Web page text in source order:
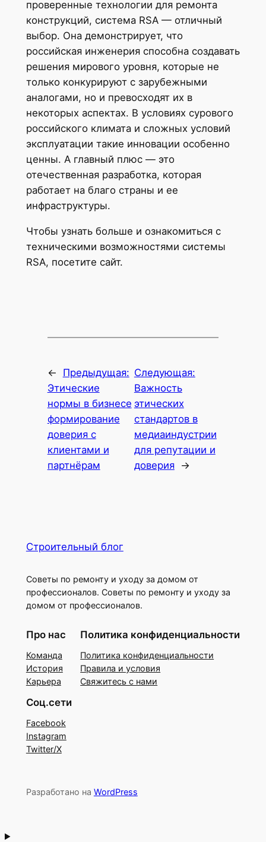
проверенные технологии для ремонта
конструкций, система RSA — отличный
выбор. Она демонстрирует, что
российская инженерия способна создавать
решения мирового уровня, которые не
только конкурируют с зарубежными
аналогами, но и превосходят их в
некоторых аспектах. В условиях сурового
российского климата и сложных условий
эксплуатации такие инновации особенно
ценны. А главный плюс — это
отечественная разработка, которая
работает на благо страны и ее
инфраструктуры.
Чтобы узнать больше и ознакомиться с
техническими возможностями системы
RSA, посетите сайт.
←
Предыдущая:
Этические
нормы в бизнесе
формирование
доверия с
клиентами и
партнёрам
Следующая:
Важность
этических
стандартов в
медиаиндустрии
для репутации и
доверия
→
Строительный блог
Советы по ремонту и уходу за домом от
профессионалов. Советы по ремонту и уходу за
домом от профессионалов.
Про нас
Команда
История
Карьера
Политика конфиденциальности
Политика конфиденциальности
Правила и условия
Свяжитесь с нами
Соц.сети
Facebook
Instagram
Twitter/X
Разработано на WordPress